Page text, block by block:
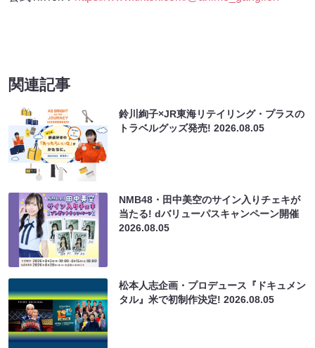
関連記事
鈴川絢子×JR東海リテイリング・プラスの
トラベルグッズ発売!2026.08.05
NMB48・田中美空のサイン入りチェキが
当たる! dバリューパスキャンペーン開催
2026.08.05
松本人志企画・プロデュース『ドキュメン
タル』米で初制作決定!2026.08.05